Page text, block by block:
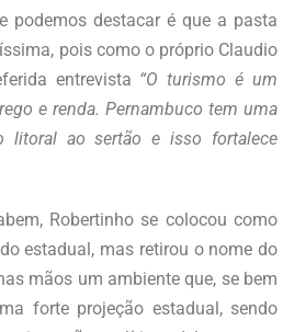
podemos destacar é que a pasta
pois como o próprio Claudio
entrevista “O turismo é um
e renda. Pernambuco tem uma
litoral ao sertão e isso fortalece
Robertinho se colocou como
estadual, mas retirou o nome do
mãos um ambiente que, se bem
forte projeção estadual, sendo